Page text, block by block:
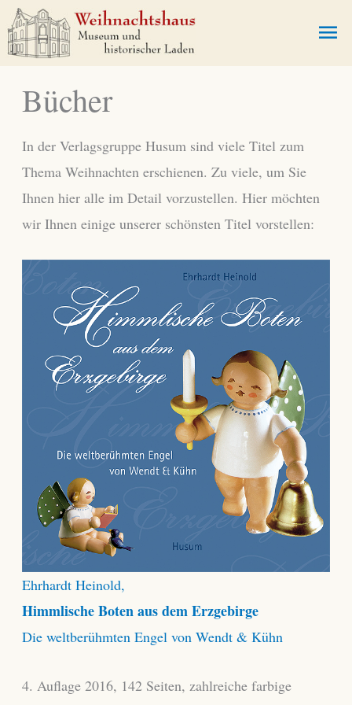
Zum
Inhalt
springen
Bücher
In der Verlagsgruppe Husum sind viele Titel zum
Thema Weihnachten erschienen. Zu viele, um Sie
Ihnen hier alle im Detail vorzustellen. Hier möchten
wir Ihnen einige unserer schönsten Titel vorstellen:
Ehrhardt Heinold,
Himmlische Boten aus dem Erzgebirge
Die weltberühmten Engel von Wendt & Kühn
4. Auflage 2016, 142 Seiten, zahlreiche farbige